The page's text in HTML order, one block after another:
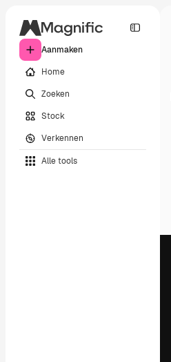
Aanmaken
Home
Zoeken
Stock
Verkennen
Alle tools